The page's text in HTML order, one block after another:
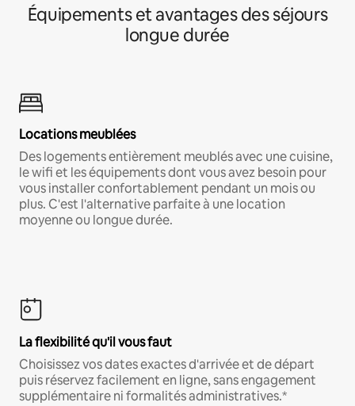
Équipements et avantages des séjours
longue durée
Locations meublées
Des logements entièrement meublés avec une cuisine,
le wifi et les équipements dont vous avez besoin pour
vous installer confortablement pendant un mois ou
plus. C'est l'alternative parfaite à une location
moyenne ou longue durée.
La flexibilité qu'il vous faut
Choisissez vos dates exactes d'arrivée et de départ
puis réservez facilement en ligne, sans engagement
supplémentaire ni formalités administratives.*